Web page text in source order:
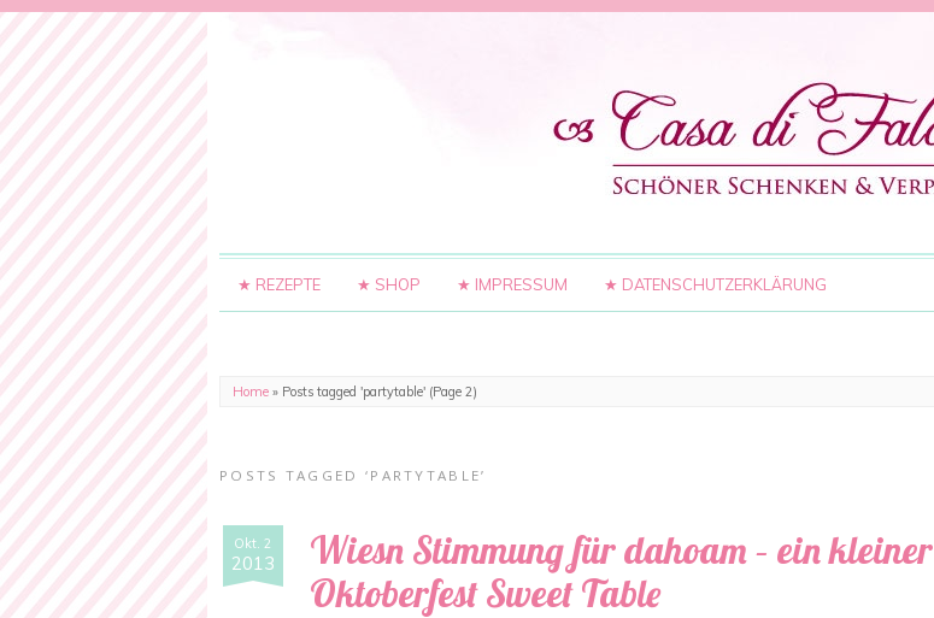
★ REZEPTE ★ SHOP ★ IMPRESSUM ★ DATENSCHUTZERKLÄRUNG
Home » Posts tagged 'partytable' (Page 2)
POSTS TAGGED ‘PARTYTABLE’
Okt. 2
2013
Wiesn Stimmung für dahoam – ein kleiner
Oktoberfest Sweet Table